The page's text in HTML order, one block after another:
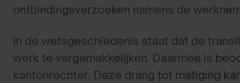
ontbindingsverzoeken namens de
In de wetsgeschiedenis staat dat de
werk te vergemakkelijken. Daarmee is
kantonrechter. Deze drang tot matiging